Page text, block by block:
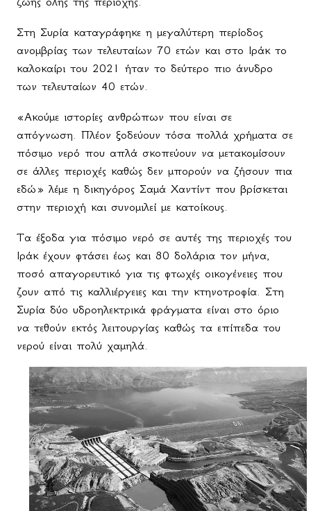
Στη Συρία καταγράφηκε η μεγαλύτερη περίοδος
ανομβρίας των τελευταίων 70 ετών και στο Ιράκ το
καλοκαίρι του 2021 ήταν το δεύτερο πιο άνυδρο
των τελευταίων 40 ετών.
«Ακούμε ιστορίες ανθρώπων που είναι σε
απόγνωση. Πλέον ξοδεύουν τόσα πολλά χρήματα σε
πόσιμο νερό που απλά σκοπεύουν να μετακομίσουν
σε άλλες περιοχές καθώς δεν μπορούν να ζήσουν πια
εδώ» λέμε η δικηγόρος Σαμά Χαντίντ που βρίσκεται
στην περιοχή και συνομιλεί με κατοίκους.
Τα έξοδα για πόσιμο νερό σε αυτές της περιοχές του
Ιράκ έχουν φτάσει έως και 80 δολάρια τον μήνα,
ποσό απαγορευτικό για τις φτωχές οικογένειες που
ζουν από τις καλλιέργειες και την κτηνοτροφία. Στη
Συρία δύο υδροηλεκτρικά φράγματα είναι στο όριο
να τεθούν εκτός λειτουργίας καθώς τα επίπεδα του
νερού είναι πολύ χαμηλά.